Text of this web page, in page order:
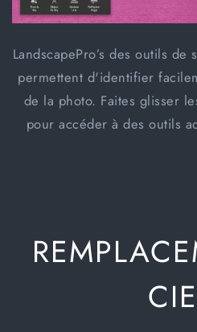
LandscapePro’s des outils
permettent d'identifier
de la photo. Faites glisser
pour accéder à des outils